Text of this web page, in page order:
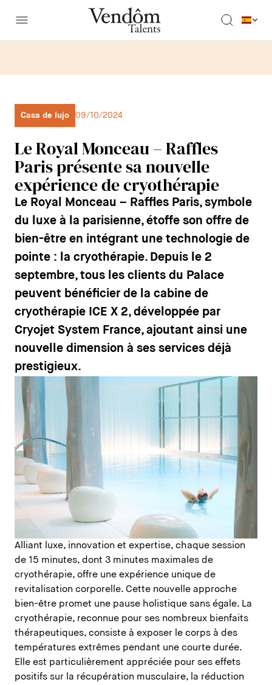
Casa de lujo 09/10/2024
Le Royal Monceau – Raffles
Paris présente sa nouvelle
expérience de cryothérapie
Le Royal Monceau – Raffles Paris, symbole
du luxe à la parisienne, étoffe son offre de
bien-être en intégrant une technologie de
pointe : la cryothérapie. Depuis le 2
septembre, tous les clients du Palace
peuvent bénéficier de la cabine de
cryothérapie ICE X 2, développée par
Cryojet System France, ajoutant ainsi une
nouvelle dimension à ses services déjà
prestigieux.
Alliant luxe, innovation et expertise, chaque session
de 15 minutes, dont 3 minutes maximales de
cryothérapie, offre une expérience unique de
revitalisation corporelle. Cette nouvelle approche
bien-être promet une pause holistique sans égale. La
cryothérapie, reconnue pour ses nombreux bienfaits
thérapeutiques, consiste à exposer le corps à des
températures extrêmes pendant une courte durée.
Elle est particulièrement appréciée pour ses effets
positifs sur la récupération musculaire, la réduction